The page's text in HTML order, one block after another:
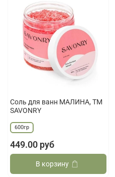
Соль для ванн МАЛИНА, ТМ
SAVONRY
600гр
449.00 руб
В корзину